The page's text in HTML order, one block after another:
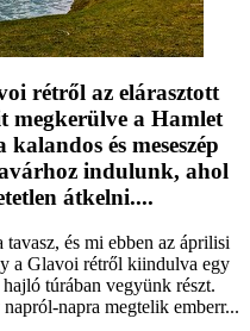
rétről az elárasztott
megkerülve a Hamlet
és meseszép
indulunk, ahol
átkelni....
és mi ebben az áprilisi
a Glavoi rétről kiindulva egy
túrában vegyünk részt.
napra megtelik emberr...